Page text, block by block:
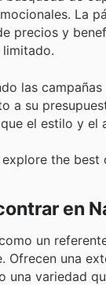
La
precios y
las
a su
el estilo y el
the best
en
un
una
una variedad